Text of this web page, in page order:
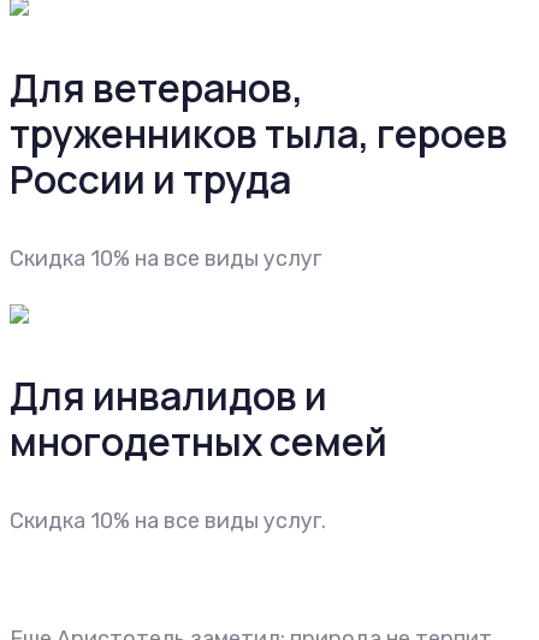
Для ветеранов,
труженников тыла, героев
России и труда
Cкидка 10% на все виды услуг
Для инвалидов и
многодетных семей
Cкидка 10% на все виды услуг.